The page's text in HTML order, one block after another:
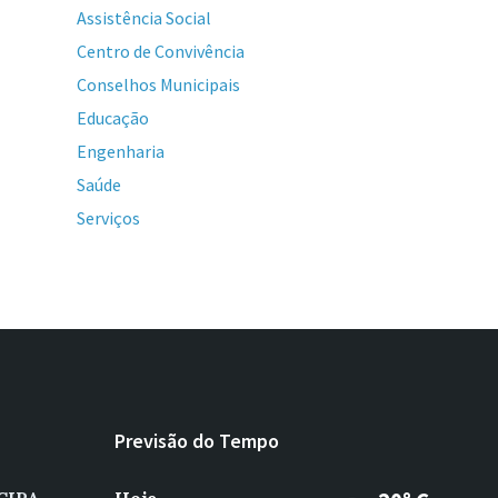
Assistência Social
Centro de Convivência
Conselhos Municipais
Educação
Engenharia
Saúde
Serviços
Previsão do Tempo